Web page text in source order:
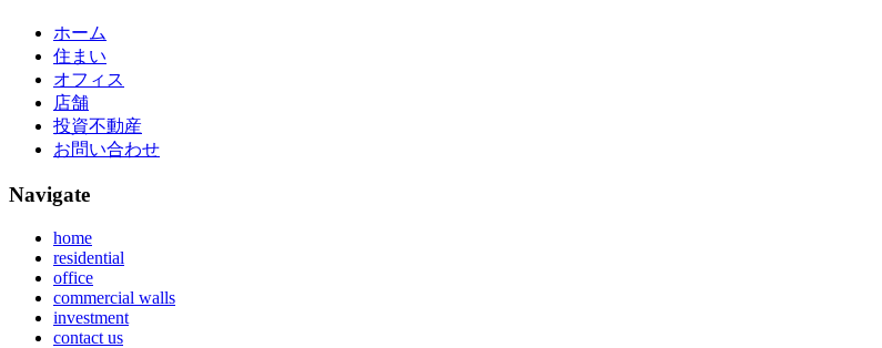
ホーム
住まい
オフィス
店舗
投資不動産
お問い合わせ
Navigate
home
residential
office
commercial walls
investment
contact us